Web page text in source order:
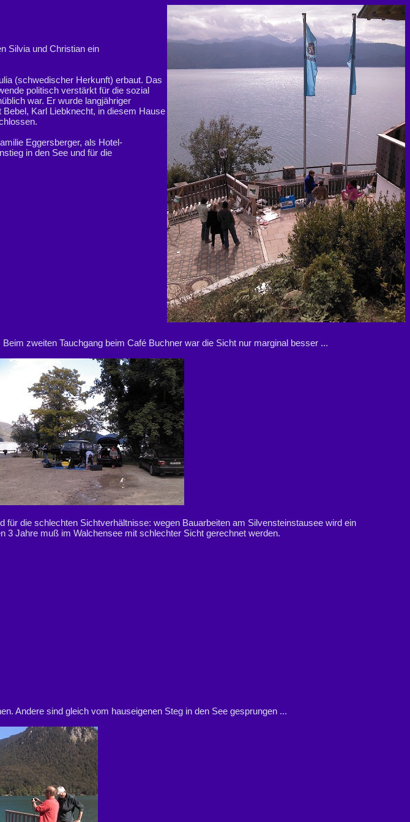
Silvia und Christian ein
(schwedischer Herkunft) erbaut. Das
politisch verstärkt für die sozial
war. Er wurde langjähriger
Karl Liebknecht, in diesem Hause
Eggersberger, als Hotel-
in den See und für die
zweiten Tauchgang beim Café Buchner war die Sicht nur marginal besser ...
für die schlechten Sichtverhältnisse: wegen Bauarbeiten am Silvensteinstausee wird ein
3 Jahre muß im Walchensee mit schlechter Sicht gerechnet werden.
Andere sind gleich vom hauseigenen Steg in den See gesprungen ...